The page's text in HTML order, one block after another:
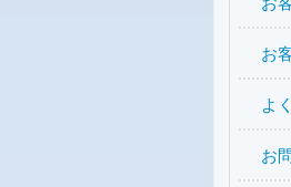
お
よ
お